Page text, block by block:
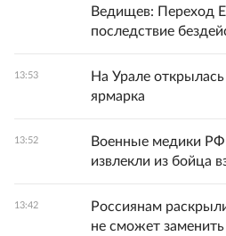
Ведищев: Переход
последствие
13:53
На Урале
ярмарка
13:52
Военные медики
извлекли из бойца
13:42
Россиянам
не сможет